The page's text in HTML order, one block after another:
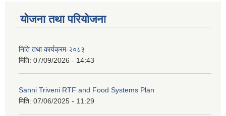
योजना तथा परियोजना
निति तथा कार्यक्रम-२०८३
मिति: 07/09/2026 - 14:43
Sanni Triveni RTF and Food Systems Plan
मिति: 07/06/2025 - 11:29